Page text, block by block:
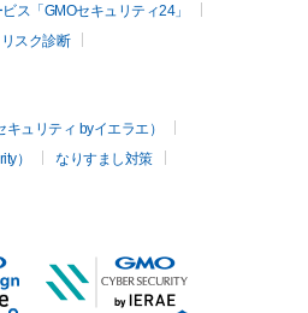
ス「GMOセキュリティ24」
スク診断
ュリティ byイエラエ）
）
なりすまし対策